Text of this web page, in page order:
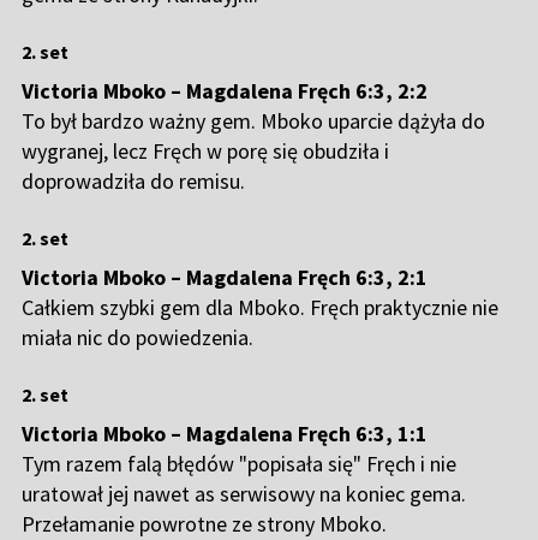
2. set
Victoria Mboko – Magdalena Fręch 6:3, 2:2
To był bardzo ważny gem. Mboko uparcie dążyła do
wygranej, lecz Fręch w porę się obudziła i
doprowadziła do remisu.
2. set
Victoria Mboko – Magdalena Fręch 6:3, 2:1
Całkiem szybki gem dla Mboko. Fręch praktycznie nie
miała nic do powiedzenia.
2. set
Victoria Mboko – Magdalena Fręch 6:3, 1:1
Tym razem falą błędów "popisała się" Fręch i nie
uratował jej nawet as serwisowy na koniec gema.
Przełamanie powrotne ze strony Mboko.